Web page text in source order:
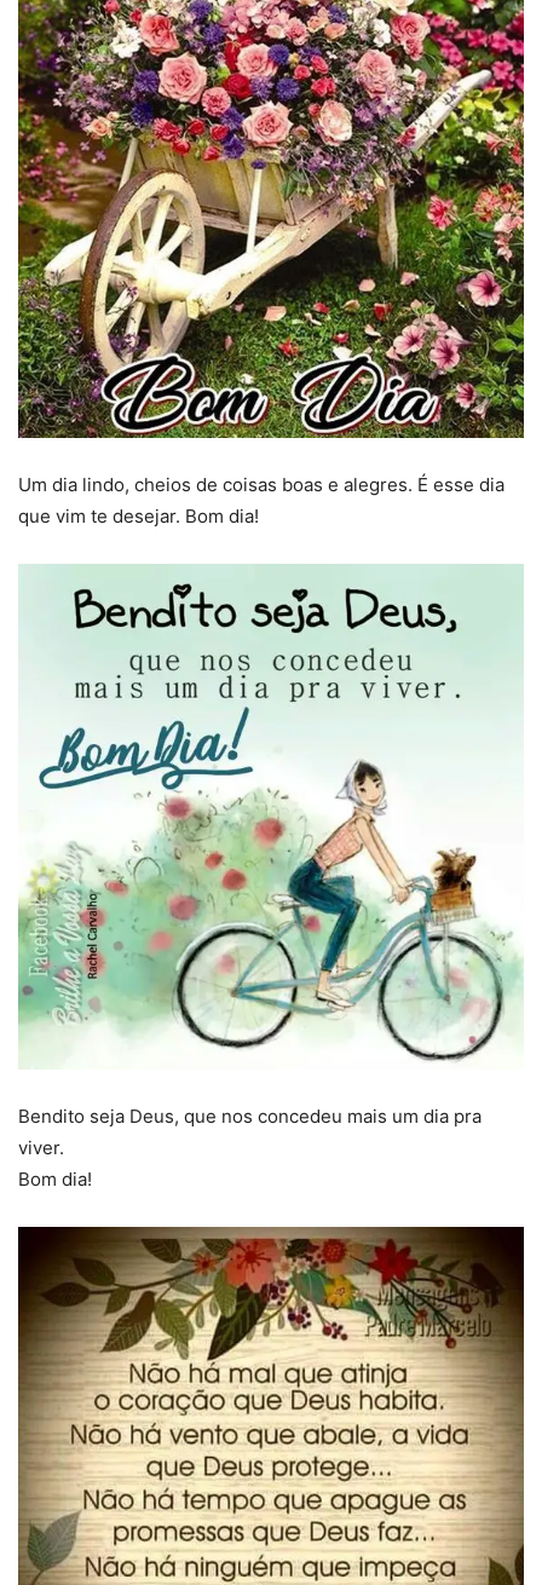
Um dia lindo, cheios de coisas boas e alegres. É esse dia
que vim te desejar. Bom dia!
Bendito seja Deus, que nos concedeu mais um dia pra
viver.
Bom dia!